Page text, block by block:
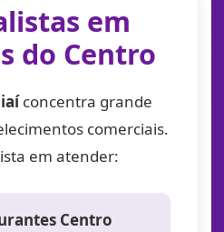
em
do Centro
concentra grande
comerciais.
em atender:
Centro